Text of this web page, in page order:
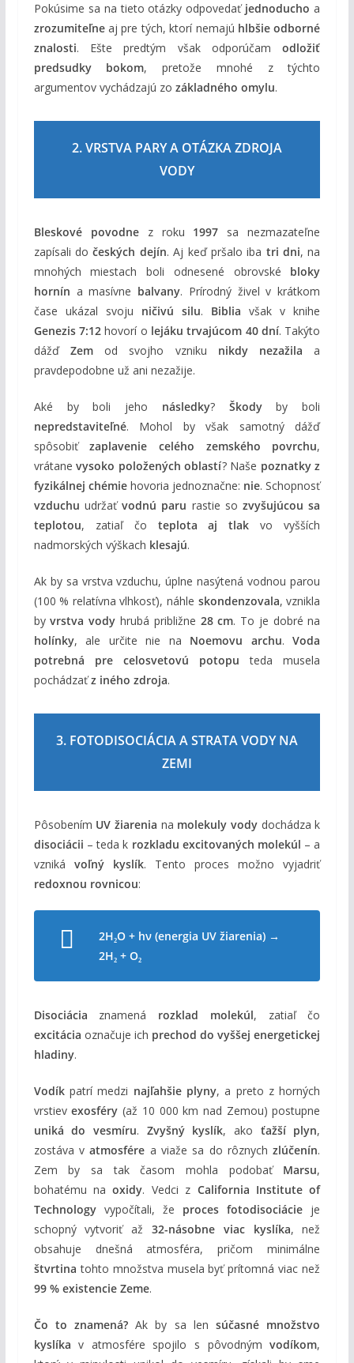
Pokúsime sa na tieto otázky odpovedať jednoducho a
zrozumiteľneaj pre tých, ktorí nemajú hlbšie odborné
znalosti. Ešte predtým však odporúčamodložiť
predsudky bokom, pretože mnohé z týchto
argumentov vychádzajú zo základného omylu.
2. VRSTVA PARY A OTÁZKA ZDROJA
VODY
Bleskové povodnez roku 1997 sa nezmazateľne
zapísali dočeských dejín. Aj keď pršalo iba tri dni, na
mnohých miestach boli odnesené obrovské bloky
hornín a masívne balvany. Prírodný živel v krátkom
čase ukázal svoju ničivú silu. Biblia však v knihe
Genezis 7:12 hovorí o lejáku trvajúcom 40 dní. Takýto
dážď Zemod svojho vzniku nikdy nezažila a
pravdepodobne už ani nezažije.
Aké by boli jeho následky? Škodyby boli
nepredstaviteľné. Mohol by však samotný dážď
spôsobiťzaplavenie celého zemského povrchu,
vrátanevysoko položených oblastí? Naše poznatky z
fyzikálnej chémiehovoria jednoznačne: nie. Schopnosť
vzduchu udržaťvodnú paru rastie sozvyšujúcou sa
teplotou, zatiaľ čo teplota aj tlak vo vyšších
nadmorských výškach klesajú.
Ak by sa vrstva vzduchu, úplne nasýtená vodnou parou
(100 % relatívna vlhkosť), náhle skondenzovala, vznikla
byvrstva vody hrubá približne 28 cm. To je dobré na
holínky, ale určite nie na Noemovu archu.Voda
potrebná pre celosvetovú potopu teda musela
pochádzaťz iného zdroja.
3. FOTODISOCIÁCIA A STRATA VODY NA
ZEMI
Pôsobením UV žiarenia na molekuly vody dochádza k
disociácii – teda k rozkladu excitovaných molekúl – a
vzniká voľný kyslík. Tento proces možno vyjadriť
redoxnou rovnicou:
2H₂O + hν (energia UV žiarenia) →
2H₂ + O₂
Disociácia znamená rozklad molekúl, zatiaľ čo
excitácia označuje ich prechod do vyššej energetickej
hladiny.
Vodíkpatrí medzi najľahšie plyny, a preto z horných
vrstievexosféry (až 10 000 km nad Zemou) postupne
uniká do vesmíru. Zvyšný kyslík, ako ťažší plyn,
zostáva vatmosfére a viaže sa do rôznychzlúčenín.
Zem by sa tak časom mohla podobať Marsu,
bohatému naoxidy. Vedci z California Institute of
Technologyvypočítali, že proces fotodisociácie je
schopný vytvoriť až 32-násobne viac kyslíka, než
obsahuje dnešná atmosféra, pričom minimálne
štvrtina tohto množstva musela byť prítomná viac než
99 % existencie Zeme.
Čo to znamená? Ak by sa lensúčasné množstvo
kyslíka v atmosfére spojilo s pôvodnýmvodíkom,